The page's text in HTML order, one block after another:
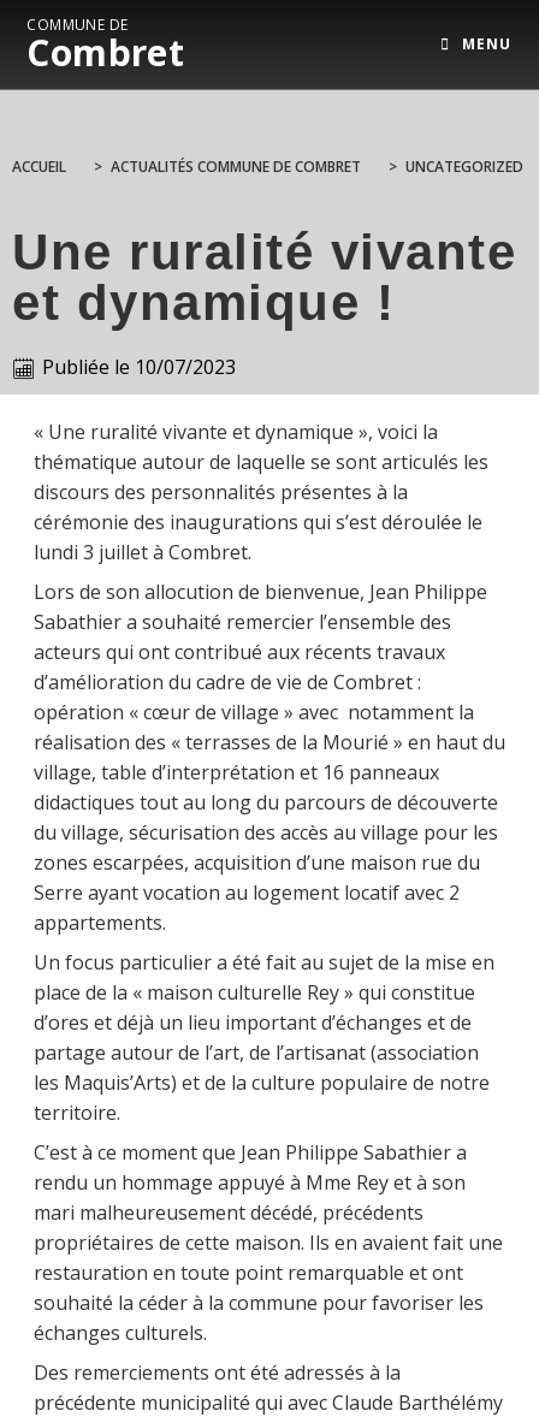
COMMUNE DE
Combret MENU
ACCUEIL > ACTUALITÉS COMMUNE DE COMBRET > UNCATEGORIZED
Une ruralité vivante
et dynamique !
Publiée le 10/07/2023
« Une ruralité vivante et dynamique », voici la
thématique autour de laquelle se sont articulés les
discours des personnalités présentes à la
cérémonie des inaugurations qui s’est déroulée le
lundi 3 juillet à Combret.
Lors de son allocution de bienvenue, Jean Philippe
Sabathier a souhaité remercier l’ensemble des
acteurs qui ont contribué aux récents travaux
d’amélioration du cadre de vie de Combret :
opération « cœur de village » avec notamment la
réalisation des « terrasses de la Mourié » en haut du
village, table d’interprétation et 16 panneaux
didactiques tout au long du parcours de découverte
du village, sécurisation des accès au village pour les
zones escarpées, acquisition d’une maison rue du
Serre ayant vocation au logement locatif avec 2
appartements.
Un focus particulier a été fait au sujet de la mise en
place de la « maison culturelle Rey » qui constitue
d’ores et déjà un lieu important d’échanges et de
partage autour de l’art, de l’artisanat (association
les Maquis’Arts) et de la culture populaire de notre
territoire.
C’est à ce moment que Jean Philippe Sabathier a
rendu un hommage appuyé à Mme Rey et à son
mari malheureusement décédé, précédents
propriétaires de cette maison. Ils en avaient fait une
restauration en toute point remarquable et ont
souhaité la céder à la commune pour favoriser les
échanges culturels.
Des remerciements ont été adressés à la
précédente municipalité qui avec Claude Barthélémy